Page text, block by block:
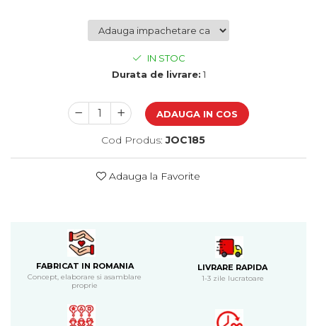
Cadouri pentru iubita
Cadouri pentru mama
Cadouri pentru cea mai buna
Cadouri pentru bunici
Cadouri personalizate pentru nasi
Ateliere - planse cu nisip colorat
IN STOC
Durata de livrare: 1
ADAUGA IN COS
Cod Produs: JOC185
Adauga la Favorite
FABRICAT IN ROMANIA
Concept, elaborare si asamblare
proprie
LIVRARE RAPIDA
1-3 zile lucratoare